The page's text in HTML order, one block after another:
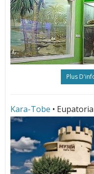
Plus
Kara-Tobe • Eupatoria